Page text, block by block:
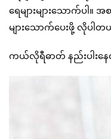
ရေများများသောက်ပါ။
များသောက်ပေးဖို့ လိုပါတ
ကယ်လိုရီဓာတ် နည်းပါးန